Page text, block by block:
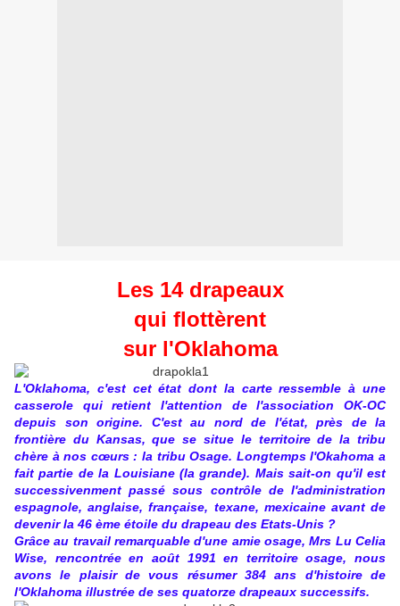
Les 14 drapeaux
qui flottèrent
sur l'Oklahoma
L'Oklahoma, c'est cet état dont la carte ressemble à une
casserole qui retient l'attention de l'association OK-OC
depuis son origine. C'est au nord de l'état, près de la
frontière du Kansas, que se situe le territoire de la tribu
chère à nos cœurs : la tribu Osage. Longtemps l'Okahoma a
fait partie de la Louisiane (la grande). Mais sait-on qu'il est
successivenment passé sous contrôle de l'administration
espagnole, anglaise, française, texane, mexicaine avant de
devenir la 46 ème étoile du drapeau des Etats-Unis ?
Grâce au travail remarquable d'une amie osage, Mrs Lu Celia
Wise, rencontrée en août 1991 en territoire osage, nous
avons le plaisir de vous résumer 384 ans d'histoire de
l'Oklahoma illustrée de ses quatorze drapeaux successifs.